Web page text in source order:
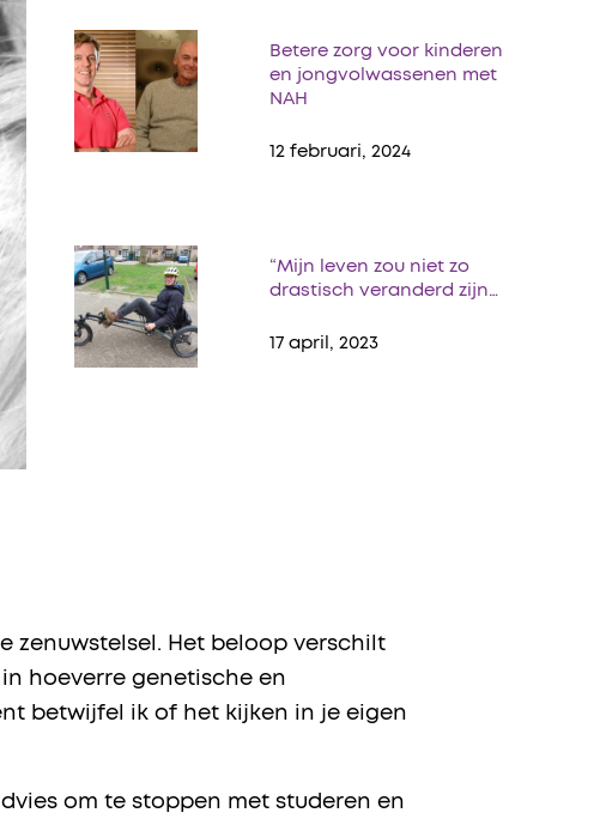
Betere zorg voor kinderen
en jongvolwassenen met
NAH
12 februari, 2024
“Mijn leven zou niet zo
drastisch veranderd zijn…
17 april, 2023
zenuwstelsel. Het beloop verschilt
hoeverre genetische en
betwijfel ik of het kijken in je eigen
om te stoppen met studeren en